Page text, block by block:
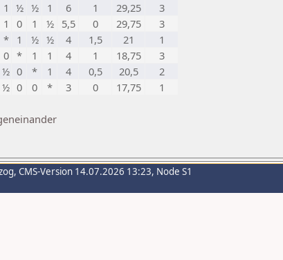
1 ½ ½ 1 6 1 29,25
3
1 0 1 ½ 5,5 0 29,75
3
* 1 ½ ½ 4 1,5 21
1
0 * 1 1 4 1 18,75
3
½ 0 * 1 4 0,5 20,5
2
½ 0 0 * 3 0 17,75
1
, CMS-Version 14.07.2026 13:23, Node S1